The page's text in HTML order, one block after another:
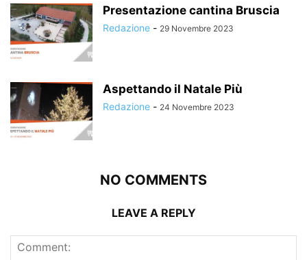
Presentazione cantina Bruscia
Redazione - 29 Novembre 2023
Aspettando il Natale Più
Redazione - 24 Novembre 2023
NO COMMENTS
LEAVE A REPLY